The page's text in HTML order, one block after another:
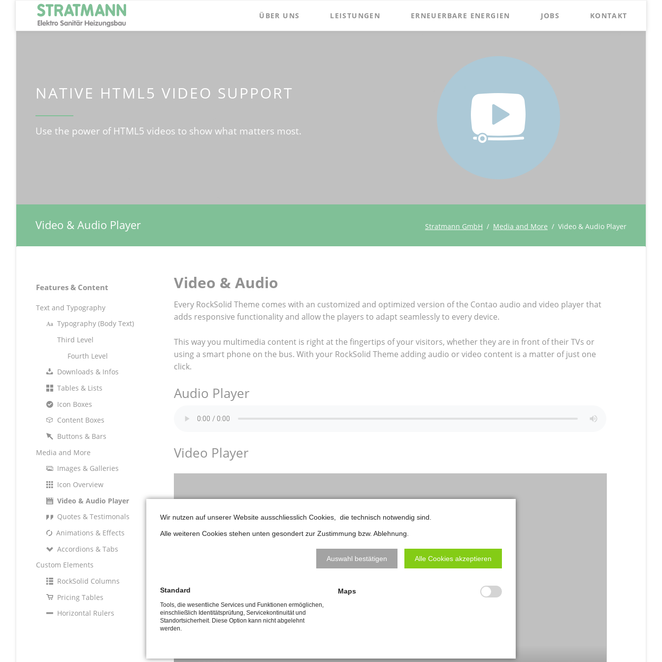
ÜBER UNS LEISTUNGEN ERNEUERBARE ENERGIEN JOBS KONTAKT
NATIVE HTML5 VIDEO SUPPORT
Use the power of HTML5 videos to show what matters most.
Video & Audio Player Stratmann GmbH Media and More Video & Audio Player
Video & Audio
Every RockSolid Theme comes with an customized and optimized version of the Contao audio and video player that
adds responsive functionality and allow the players to adapt seamlessly to every device.
This way you multimedia content is right at the fingertips of your visitors, whether they are in front of their TVs or
using a smart phone on the bus. With your RockSolid Theme adding audio or video content is a matter of just one
click.
Audio Player
Video Player
Navigation
Features & Content
Text and Typography
Typography (Body Text)
Third Level
Fourth Level
Downloads & Infos
Tables & Lists
Icon Boxes
Content Boxes
Buttons & Bars
Media and More
Images & Galleries
Icon Overview
Video & Audio Player
Quotes & Testimonals
Animations & Effects
Accordions & Tabs
Custom Elements
RockSolid Columns
Pricing Tables
Horizontal Rulers
Wir nutzen auf unserer Website ausschliesslich Cookies, die technisch notwendig sind.
Alle weiteren Cookies stehen unten gesondert zur Zustimmung bzw. Ablehnung.
Auswahl bestätigen Alle Cookies akzeptieren
Standard
Tools, die wesentliche Services und Funktionen ermöglichen,
einschließlich Identitätsprüfung, Servicekontinuität und
Standortsicherheit. Diese Option kann nicht abgelehnt
werden.
Maps